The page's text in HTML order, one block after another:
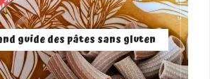
guide des pâtes sans gluten